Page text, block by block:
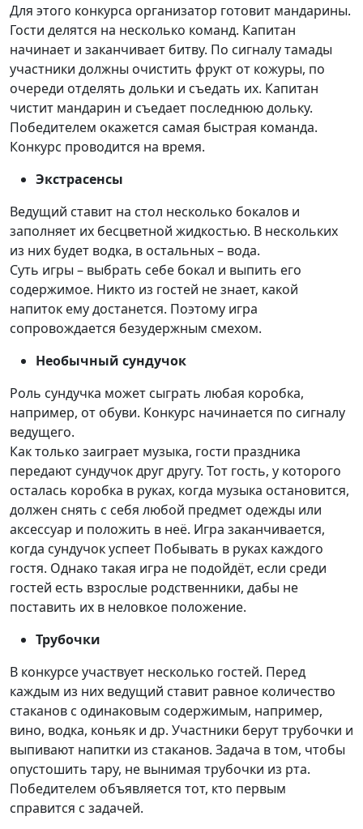
Для этого конкурса организатор готовит мандарины.
Гости делятся на несколько команд. Капитан
начинает и заканчивает битву. По сигналу тамады
участники должны очистить фрукт от кожуры, по
очереди отделять дольки и съедать их. Капитан
чистит мандарин и съедает последнюю дольку.
Победителем окажется самая быстрая команда.
Конкурс проводится на время.
Экстрасенсы
Ведущий ставит на стол несколько бокалов и
заполняет их бесцветной жидкостью. В нескольких
из них будет водка, в остальных – вода.
Суть игры – выбрать себе бокал и выпить его
содержимое. Никто из гостей не знает, какой
напиток ему достанется. Поэтому игра
сопровождается безудержным смехом.
Необычный сундучок
Роль сундучка может сыграть любая коробка,
например, от обуви. Конкурс начинается по сигналу
ведущего.
Как только заиграет музыка, гости праздника
передают сундучок друг другу. Тот гость, у которого
осталась коробка в руках, когда музыка остановится,
должен снять с себя любой предмет одежды или
аксессуар и положить в неё. Игра заканчивается,
когда сундучок успеет Побывать в руках каждого
гостя. Однако такая игра не подойдёт, если среди
гостей есть взрослые родственники, дабы не
поставить их в неловкое положение.
Трубочки
В конкурсе участвует несколько гостей. Перед
каждым из них ведущий ставит равное количество
стаканов с одинаковым содержимым, например,
вино, водка, коньяк и др. Участники берут трубочки и
выпивают напитки из стаканов. Задача в том, чтобы
опустошить тару, не вынимая трубочки из рта.
Победителем объявляется тот, кто первым
справится с задачей.